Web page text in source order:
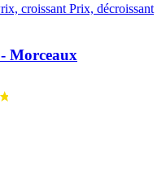
croissant Prix, décroissant
Morceaux